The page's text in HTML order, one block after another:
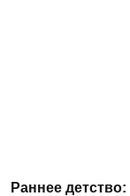
Раннее детство: